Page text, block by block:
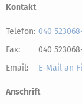
Kontakt
Telefon: 040
Fax:
040
Email:
E-Mail an
Anschrift